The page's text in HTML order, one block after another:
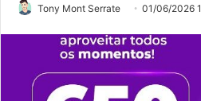
Tony Mont Serrate 01/06/2026